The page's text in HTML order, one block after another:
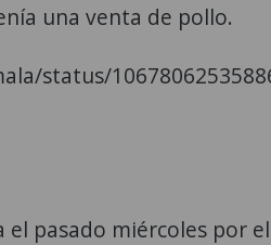
una venta de pollo.
status/
el pasado miércoles por el